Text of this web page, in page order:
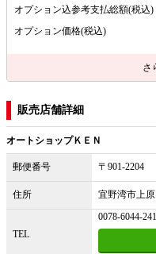
オプション込参考支払総額(税込)
オプション価格(税込)
さ
販売店舗詳細
オートショップＫＥＮ
郵便番号 〒901-2204
住所 宜野湾市上
TEL
0078-6044-